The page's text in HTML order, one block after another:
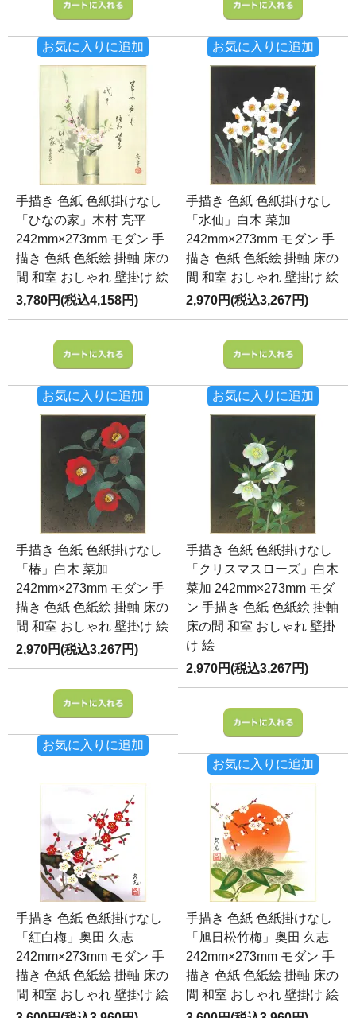
お気に入りに追加 お気に入りに追加
手描き 色紙 色紙掛けなし
「ひなの家」木村 亮平
242mm×273mm モダン 手
描き 色紙 色紙絵 掛軸 床の
間 和室 おしゃれ 壁掛け 絵
3,780円(税込4,158円)
お気に入りに追加
手描き 色紙 色紙掛けなし
「水仙」白木 菜加
242mm×273mm モダン 手
描き 色紙 色紙絵 掛軸 床の
間 和室 おしゃれ 壁掛け 絵
2,970円(税込3,267円)
お気に入りに追加
手描き 色紙 色紙掛けなし
「椿」白木 菜加
242mm×273mm モダン 手
描き 色紙 色紙絵 掛軸 床の
間 和室 おしゃれ 壁掛け 絵
2,970円(税込3,267円)
お気に入りに追加
手描き 色紙 色紙掛けなし
「クリスマスローズ」白木
菜加 242mm×273mm モダ
ン 手描き 色紙 色紙絵 掛軸
床の間 和室 おしゃれ 壁掛
け 絵
2,970円(税込3,267円)
お気に入りに追加
手描き 色紙 色紙掛けなし
「紅白梅」奥田 久志
242mm×273mm モダン 手
描き 色紙 色紙絵 掛軸 床の
間 和室 おしゃれ 壁掛け 絵
手描き 色紙 色紙掛けなし
「旭日松竹梅」奥田 久志
242mm×273mm モダン 手
描き 色紙 色紙絵 掛軸 床の
間 和室 おしゃれ 壁掛け 絵